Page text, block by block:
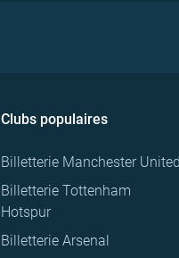
Clubs populaires
Billetterie Manchester
Billetterie Tottenham
Hotspur
Billetterie Arsenal